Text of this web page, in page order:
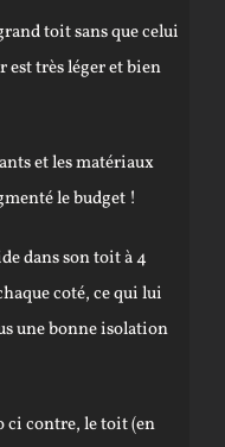
toit sans que celui
est très léger et bien
et les matériaux
le budget !
dans son toit à 4
coté, ce qui lui
une bonne isolation
ci contre, le toit (en